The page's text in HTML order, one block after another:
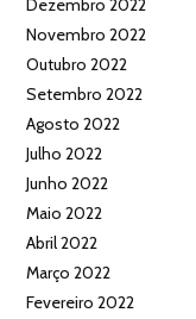
Novembro 2022
Outubro 2022
Setembro 2022
Agosto 2022
Julho 2022
Junho 2022
Maio 2022
Abril 2022
Março 2022
Fevereiro 2022